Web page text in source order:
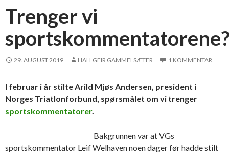
Trenger vi
29. AUGUST 2019 HALLGEIR GAMMELSÆTER 1 KOMMENTAR
I februar i år stilte Arild Mjøs Andersen, president i
Norges Triatlonforbund, spørsmålet om vi trenger
sportskommentatorer.
Bakgrunnen var at VGs
sportskommentator Leif Welhaven noen dager før hadde stilt